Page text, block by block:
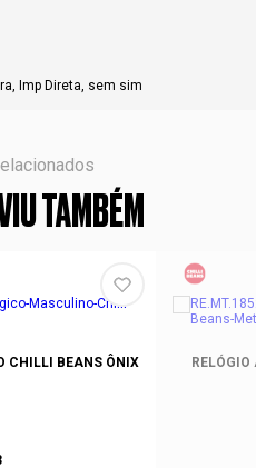
Imp Direta, sem sim
TAMBÉM
CHILLI BEANS ÔNIX